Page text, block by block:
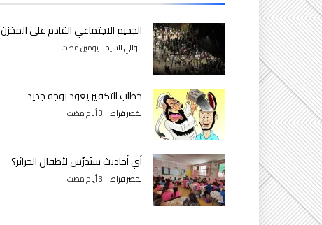
الجحيم الاجتماعي القادم على المخزن
الوالي السيد ‫‫‫‏‫يومين مضت‬
خطاب التكفير يعود بوجه جديد
لخضر فراط
أي أحاديث ستُدرَّس لأطفال الجزائر؟
لخضر فراط